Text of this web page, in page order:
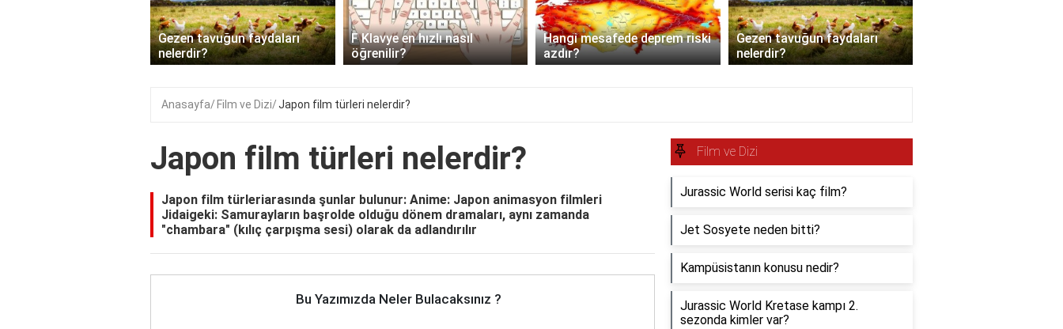
Gezen tavuğun faydaları
nelerdir?
F Klavye en hızlı nasıl
öğrenilir?
Hangi mesafede deprem riski
azdır?
Gezen tavuğun faydaları
nelerdir?
Anasayfa Film ve Dizi Japon film türleri nelerdir?
Japon film türleri nelerdir?
Japon film türleriarasında şunlar bulunur: Anime: Japon animasyon filmleri
Jidaigeki: Samurayların başrolde olduğu dönem dramaları, aynı zamanda
"chambara" (kılıç çarpışma sesi) olarak da adlandırılır
Bu Yazımızda Neler Bulacaksınız ?
Film ve Dizi
Jurassic World serisi kaç film?
Jet Sosyete neden bitti?
Kampüsistanın konusu nedir?
Jurassic World Kretase kampı 2.
sezonda kimler var?